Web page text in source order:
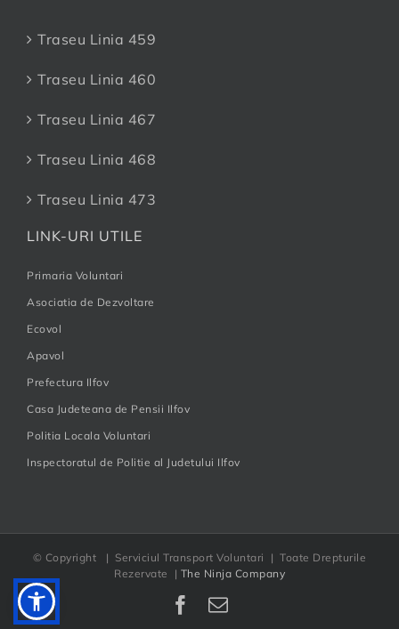
Traseu Linia 459
Traseu Linia 460
Traseu Linia 467
Traseu Linia 468
Traseu Linia 473
LINK-URI UTILE
Primaria Voluntari
Asociatia de Dezvoltare
Ecovol
Apavol
Prefectura Ilfov
Casa Judeteana de Pensii Ilfov
Politia Locala Voluntari
Inspectoratul de Politie al Judetului Ilfov
© Copyright
| Serviciul Transport Voluntari | Toate Drepturile
Rezervate | The Ninja Company
Facebook
E-